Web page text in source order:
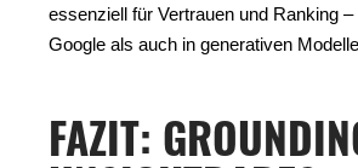
essenziell für Vertrauen und Ranking
Google als auch in generativen
FAZIT: